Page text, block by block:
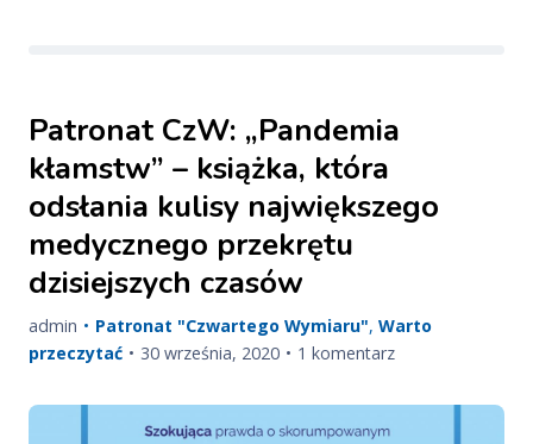
Patronat CzW: „Pandemia
kłamstw” – książka, która
odsłania kulisy największego
medycznego przekrętu
dzisiejszych czasów
admin Patronat "Czwartego Wymiaru", Warto
przeczytać
Published
30 września, 2020Updated
1 komentarzdo
CzW: